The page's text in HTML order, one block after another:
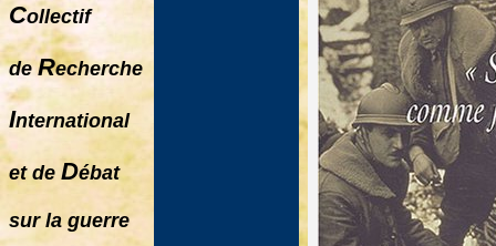
Collectif
deRecherche
International
et de Débat
sur la guerre